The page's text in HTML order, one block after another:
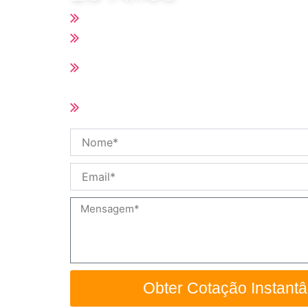
Mensagem
Obter Cotação